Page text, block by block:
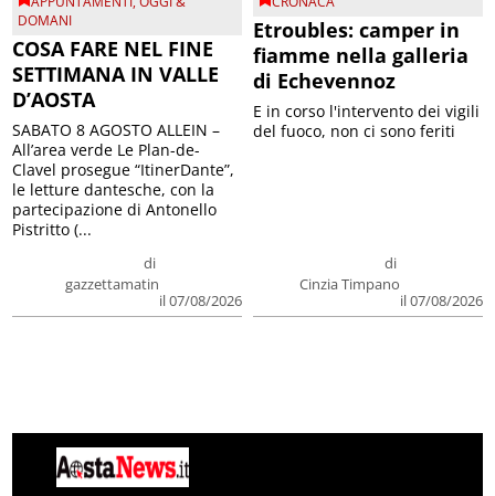
DOMANI
COSA FARE NEL FINE
SETTIMANA IN VALLE
D’AOSTA
di
gazzettamatin
il 07/08/2026
SABATO 8 AGOSTO ALLEIN –
All’area verde Le Plan-de-
Clavel prosegue “ItinerDante”,
le letture dantesche, con la
partecipazione di Antonello
Pistritto (...
Etroubles: camper in
fiamme nella galleria
di Echevennoz
di
Cinzia Timpano
il 07/08/2026
E in corso l'intervento dei vigili
del fuoco, non ci sono feriti